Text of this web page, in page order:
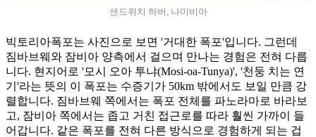
샌드위치 하버, 나미비아
빅토리아폭포는 사진으로 보면 '거대한 폭포'입니다. 그런데
짐바브웨와 잠비아 양측에서 걸으며 만나는 경험은 전혀 다릅
니다. 현지어로 '모시 오아 투냐(Mosi-oa-Tunya)', '천둥 치는 연
기'라는 뜻의 이 폭포는 수증기가 50km 밖에서도 보일 만큼 강
렬합니다. 짐바브웨 쪽에서는 폭포 전체를 파노라마로 바라보
고, 잠비아 쪽에서는 좁고 거친 접근로를 따라 훨씬 가까이 들
어갑니다. 같은 폭포를 전혀 다른 방식으로 경험하게 되는 겁